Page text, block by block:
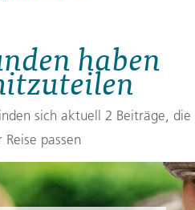
haben
sich aktuell 2 Beiträge, die
Reise passen